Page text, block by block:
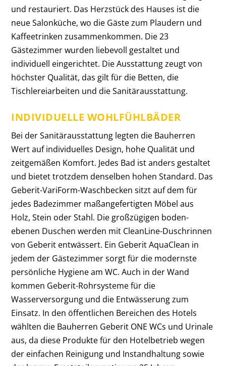
und restauriert. Das Herzstück des Hauses ist die
neue Salonküche, wo die Gäste zum Plaudern und
Kaffeetrinken zusammenkommen. Die 23
Gästezimmer wurden liebevoll gestaltet und
individuell eingerichtet. Die Ausstattung zeugt von
höchster Qualität, das gilt für die Betten, die
Tischlereiarbeiten und die Sanitärausstattung.
INDIVIDUELLE WOHLFÜHLBÄDER
Bei der Sanitärausstattung legten die Bauherren
Wert auf individuelles Design, hohe Qualität und
zeitgemäßen Komfort. Jedes Bad ist anders gestaltet
und bietet trotzdem denselben hohen Standard. Das
Geberit-VariForm-Waschbecken sitzt auf dem für
jedes Badezimmer maßangefertigten Möbel aus
Holz, Stein oder Stahl. Die großzügigen boden­
ebenen Duschen werden mit CleanLine-­Duschrinnen
von Geberit entwässert. Ein Geberit AquaClean in
jedem der Gästezimmer sorgt für die modernste
persönliche Hygiene am WC. Auch in der Wand
kommen Geberit-Rohrsysteme für die
Wasserversorgung und die Entwässerung zum
Einsatz. In den öffentlichen Bereichen des Hotels
wählten die ­Bauherren Geberit ONE WCs und Urinale
aus, da diese Produkte für den Hotelbetrieb ­wegen
der einfachen Reinigung und Instandhaltung sowie